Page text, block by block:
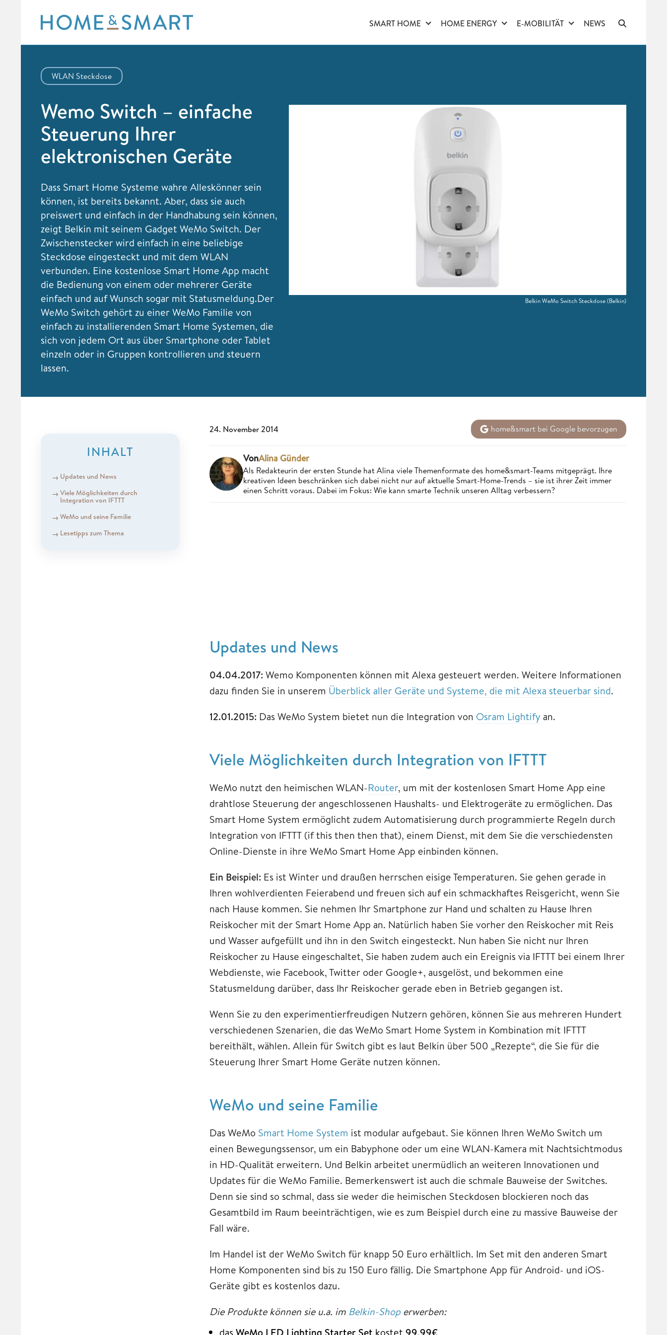
content
SMART HOME HOME ENERGY E-MOBILITÄT NEWS
WLAN Steckdose
Wemo Switch – einfache
Steuerung Ihrer
elektronischen Geräte
Dass Smart Home Systeme wahre Alleskönner sein
können, ist bereits bekannt. Aber, dass sie auch
preiswert und einfach in der Handhabung sein können,
zeigt Belkin mit seinem Gadget WeMo Switch. Der
Zwischenstecker wird einfach in eine beliebige
Steckdose eingesteckt und mit dem WLAN
verbunden. Eine kostenlose Smart Home App macht
die Bedienung von einem oder mehrerer Geräte
einfach und auf Wunsch sogar mit Statusmeldung.Der
WeMo Switch gehört zu einer WeMo Familie von
einfach zu installierenden Smart Home Systemen, die
sich von jedem Ort aus über Smartphone oder Tablet
einzeln oder in Gruppen kontrollieren und steuern
lassen.
Belkin WeMo Switch Steckdose(Belkin)
INHALT
Updates und News
Viele Möglichkeiten durch
Integration von IFTTT
WeMo und seine Familie
Lesetipps zum Thema
24. November 2014 home&smart bei Google bevorzugen
VonAlina Günder
Als Redakteurin der ersten Stunde hat Alina viele Themenformate des home&smart-Teams mitgeprägt. Ihre
kreativen Ideen beschränken sich dabei nicht nur auf aktuelle Smart-Home-Trends – sie ist ihrer Zeit immer
einen Schritt voraus. Dabei im Fokus: Wie kann smarte Technik unseren Alltag verbessern?
Updates und News
04.04.2017: Wemo Komponenten können mit Alexa gesteuert werden. Weitere Informationen
dazu finden Sie in unserem Überblick aller Geräte und Systeme, die mit Alexa steuerbar sind.
12.01.2015: Das WeMo System bietet nun die Integration von Osram Lightify an.
Viele Möglichkeiten durch Integration von IFTTT
WeMo nutzt den heimischen WLAN-Router, um mit der kostenlosen Smart Home App eine
drahtlose Steuerung der angeschlossenen Haushalts- und Elektrogeräte zu ermöglichen. Das
Smart Home System ermöglicht zudem Automatisierung durch programmierte Regeln durch
Integration von IFTTT (if this then then that), einem Dienst, mit dem Sie die verschiedensten
Online-Dienste in ihre WeMo Smart Home App einbinden können.
Ein Beispiel: Es ist Winter und draußen herrschen eisige Temperaturen. Sie gehen gerade in
Ihren wohlverdienten Feierabend und freuen sich auf ein schmackhaftes Reisgericht, wenn Sie
nach Hause kommen. Sie nehmen Ihr Smartphone zur Hand und schalten zu Hause Ihren
Reiskocher mit der Smart Home App an. Natürlich haben Sie vorher den Reiskocher mit Reis
und Wasser aufgefüllt und ihn in den Switch eingesteckt. Nun haben Sie nicht nur Ihren
Reiskocher zu Hause eingeschaltet, Sie haben zudem auch ein Ereignis via IFTTT bei einem Ihrer
Webdienste, wie Facebook, Twitter oder Google+, ausgelöst, und bekommen eine
Statusmeldung darüber, dass Ihr Reiskocher gerade eben in Betrieb gegangen ist.
Wenn Sie zu den experimentierfreudigen Nutzern gehören, können Sie aus mehreren Hundert
verschiedenen Szenarien, die das WeMo Smart Home System in Kombination mit IFTTT
bereithält, wählen. Allein für Switch gibt es laut Belkin über 500 „Rezepte“, die Sie für die
Steuerung Ihrer Smart Home Geräte nutzen können.
WeMo und seine Familie
Das WeMo Smart Home System ist modular aufgebaut. Sie können Ihren WeMo Switch um
einen Bewegungssensor, um ein Babyphone oder um eine WLAN-Kamera mit Nachtsichtmodus
in HD-Qualität erweitern. Und Belkin arbeitet unermüdlich an weiteren Innovationen und
Updates für die WeMo Familie. Bemerkenswert ist auch die schmale Bauweise der Switches.
Denn sie sind so schmal, dass sie weder die heimischen Steckdosen blockieren noch das
Gesamtbild im Raum beeinträchtigen, wie es zum Beispiel durch eine zu massive Bauweise der
Fall wäre.
Im Handel ist der WeMo Switch für knapp 50 Euro erhältlich. Im Set mit den anderen Smart
Home Komponenten sind bis zu 150 Euro fällig. Die Smartphone App für Android- und iOS-
Geräte gibt es kostenlos dazu.
Die Produkte können sie u.a. im Belkin-Shoperwerben:
dasWeMo LED Lighting Starter Set kostet 99,99€